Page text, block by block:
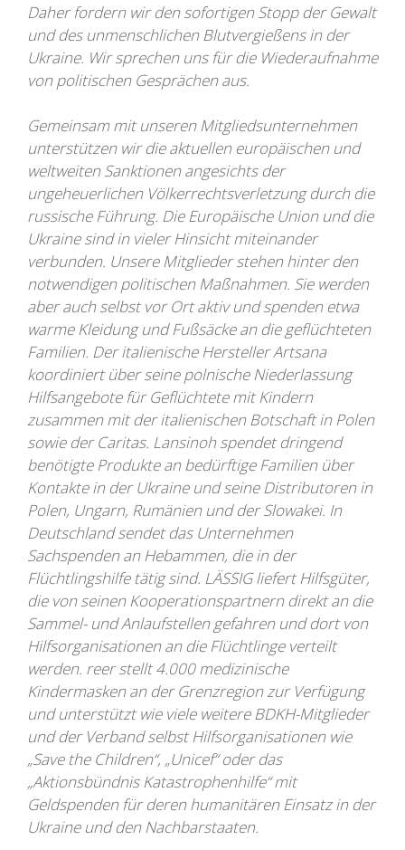
Daher fordern wir den sofortigen Stopp der Gewalt
und des unmenschlichen Blutvergießens in der
Ukraine. Wir sprechen uns für die Wiederaufnahme
von politischen Gesprächen aus.
Gemeinsam mit unseren Mitgliedsunternehmen
unterstützen wir die aktuellen europäischen und
weltweiten Sanktionen angesichts der
ungeheuerlichen Völkerrechtsverletzung durch die
russische Führung. Die Europäische Union und die
Ukraine sind in vieler Hinsicht miteinander
verbunden. Unsere Mitglieder stehen hinter den
notwendigen politischen Maßnahmen. Sie werden
aber auch selbst vor Ort aktiv und spenden etwa
warme Kleidung und Fußsäcke an die geflüchteten
Familien. Der italienische Hersteller Artsana
koordiniert über seine polnische Niederlassung
Hilfsangebote für Geflüchtete mit Kindern
zusammen mit der italienischen Botschaft in Polen
sowie der Caritas. Lansinoh spendet dringend
benötigte Produkte an bedürftige Familien über
Kontakte in der Ukraine und seine Distributoren in
Polen, Ungarn, Rumänien und der Slowakei. In
Deutschland sendet das Unternehmen
Sachspenden an Hebammen, die in der
Flüchtlingshilfe tätig sind. LÄSSIG liefert Hilfsgüter,
die von seinen Kooperationspartnern direkt an die
Sammel- und Anlaufstellen gefahren und dort von
Hilfsorganisationen an die Flüchtlinge verteilt
werden. reer stellt 4.000 medizinische
Kindermasken an der Grenzregion zur Verfügung
und unterstützt wie viele weitere BDKH-Mitglieder
und der Verband selbst Hilfsorganisationen wie
„Save the Children“, „Unicef“ oder das
„Aktionsbündnis Katastrophenhilfe“ mit
Geldspenden für deren humanitären Einsatz in der
Ukraine und den Nachbarstaaten.